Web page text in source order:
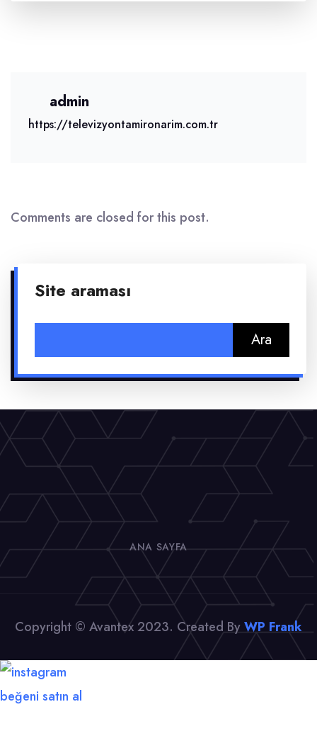
admin
https://televizyontamironarim.com.tr
Comments are closed for this post.
Site araması
ANA SAYFA
Copyright © Avantex 2023. Created ByWP Frank